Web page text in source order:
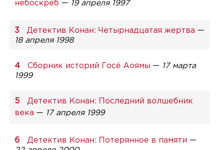
небоскрёб — 19 апреля 1997
Детектив Конан: Четырнадцатая жертва —
18 апреля 1998
Сборник историй Госё Аоямы — 17 марта
1999
Детектив Конан: Последний волшебник
века — 17 апреля 1999
Детектив Конан: Потерянное в памяти —